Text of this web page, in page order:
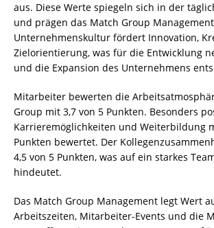
aus. Diese Werte spiegeln sich in der
und prägen das Match Group
Unternehmenskultur fördert Innovation,
Zielorientierung, was für die Entwicklung
und die Expansion des Unternehmens
Mitarbeiter bewerten die
Group mit 3,7 von 5 Punkten. Besonders
Karrieremöglichkeiten und Weiterbildung
Punkten bewertet. Der
4,5 von 5 Punkten, was auf ein starkes
hindeutet.
Das Match Group Management legt Wert
Arbeitszeiten, Mitarbeiter-Events und die